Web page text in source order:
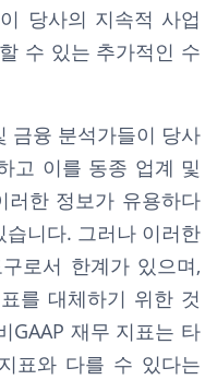
당사의 지속적 사업
수 있는 추가적인 수
금융 분석가들이 당사
고 이를 동종 업계 및
러한 정보가 유용하다
니다. 그러나 이러한
로서 한계가 있으며,
를 대체하기 위한 것
GAAP 재무 지표는 타
표와 다를 수 있다는